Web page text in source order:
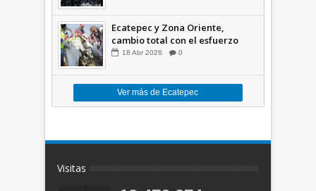
Ecatepec y Zona Oriente,
cambio total con el esfuerzo
conjunto: Azucena; retiran 21
18 Abr 2026 0
Ver más de Ecatepec
Visitas